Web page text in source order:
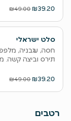
₪39.20
₪49.00
סלט ישראלי
חסה, עגבניה,
תירס וביצה קשה.
₪39.20
₪49.00
רטבים